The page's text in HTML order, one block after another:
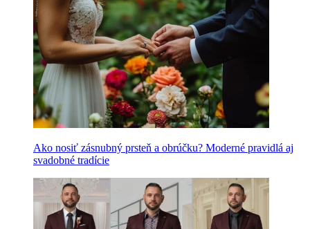
Ako nosiť zásnubný prsteň a obrúčku? Moderné pravidlá aj
svadobné tradície